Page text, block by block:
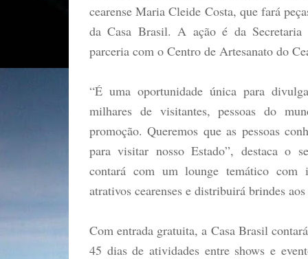
cearense Maria Cleide Costa, que fará
da Casa Brasil. A ação é da
parceria com o Centro de Artesanato do
“É uma oportunidade única para
milhares de visitantes, pessoas do
promoção. Queremos que as pessoas
para visitar nosso Estado”, destaca o
contará com um lounge temático com
atrativos cearenses e distribuirá brindes
Com entrada gratuita, a Casa Brasil
45 dias de atividades entre shows e